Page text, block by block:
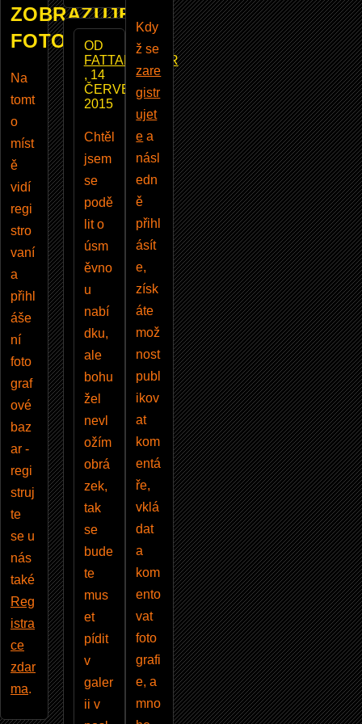
ZOBRAZUJE
FOTOBAZAR
Na
tomt
o
míst
ě
vidí
regi
stro
vaní
a
přihl
áše
ní
foto
graf
ové
baz
ar -
regi
struj
te
se u
nás
také
Reg
istra
ce
zdar
ma.
OD
FATTALERROR
, 14
ČERVENEC
2015
Chtěl
jsem
se
podě
lit o
úsm
ěvno
u
nabí
dku,
ale
bohu
žel
nevl
ožím
obrá
zek,
tak
se
bude
te
mus
et
pídit
v
galer
ii v
Kdy
ž se
zare
gistr
ujet
e a
násl
edn
ě
přihl
ásít
e,
získ
áte
mož
nost
publ
ikov
at
kom
entá
ře,
vklá
dat
a
kom
ento
vat
foto
grafi
e, a
mno